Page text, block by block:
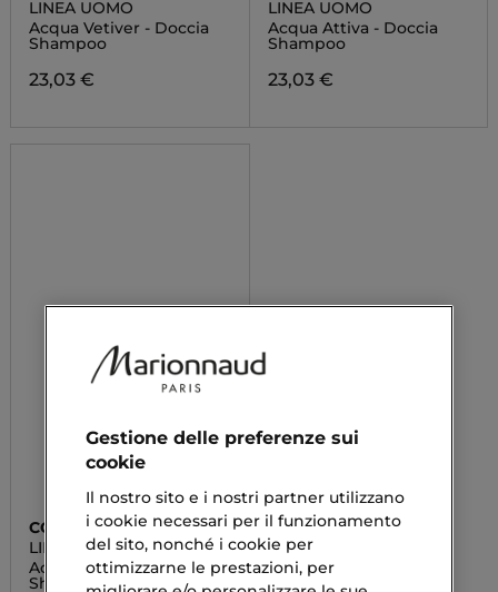
LINEA UOMO
Acqua Vetiver - Doccia
Shampoo
23,03 €
LINEA UOMO
Acqua Attiva - Doccia
Shampoo
23,03 €
COLLISTAR
LINEA UOMO
Acqua Wood - Doccia
Shampoo
Gestione delle preferenze sui
cookie
Il nostro sito e i nostri partner utilizzano
i cookie necessari per il funzionamento
del sito, nonché i cookie per
ottimizzarne le prestazioni, per